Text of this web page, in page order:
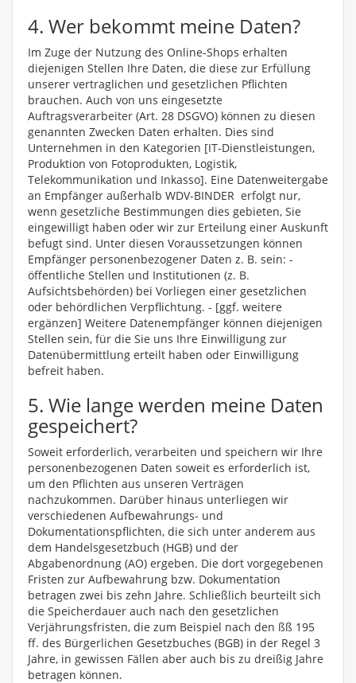
4. Wer bekommt meine Daten?
Im Zuge der Nutzung des Online-Shops erhalten
diejenigen Stellen Ihre Daten, die diese zur Erfüllung
unserer vertraglichen und gesetzlichen Pflichten
brauchen. Auch von uns eingesetzte
Auftragsverarbeiter (Art. 28 DSGVO) können zu diesen
genannten Zwecken Daten erhalten. Dies sind
Unternehmen in den Kategorien [IT-Dienstleistungen,
Produktion von Fotoprodukten, Logistik,
Telekommunikation und Inkasso]. Eine Datenweitergabe
an Empfänger außerhalb WDV-BINDER erfolgt nur,
wenn gesetzliche Bestimmungen dies gebieten, Sie
eingewilligt haben oder wir zur Erteilung einer Auskunft
befugt sind. Unter diesen Voraussetzungen können
Empfänger personenbezogener Daten z. B. sein: -
öffentliche Stellen und Institutionen (z. B.
Aufsichtsbehörden) bei Vorliegen einer gesetzlichen
oder behördlichen Verpflichtung. - [ggf. weitere
ergänzen] Weitere Datenempfänger können diejenigen
Stellen sein, für die Sie uns Ihre Einwilligung zur
Datenübermittlung erteilt haben oder Einwilligung
befreit haben.
5. Wie lange werden meine Daten
gespeichert?
Soweit erforderlich, verarbeiten und speichern wir Ihre
personenbezogenen Daten soweit es erforderlich ist,
um den Pflichten aus unseren Verträgen
nachzukommen. Darüber hinaus unterliegen wir
verschiedenen Aufbewahrungs- und
Dokumentationspflichten, die sich unter anderem aus
dem Handelsgesetzbuch (HGB) und der
Abgabenordnung (AO) ergeben. Die dort vorgegebenen
Fristen zur Aufbewahrung bzw. Dokumentation
betragen zwei bis zehn Jahre. Schließlich beurteilt sich
die Speicherdauer auch nach den gesetzlichen
Verjährungsfristen, die zum Beispiel nach den ßß 195
ff. des Bürgerlichen Gesetzbuches (BGB) in der Regel 3
Jahre, in gewissen Fällen aber auch bis zu dreißig Jahre
betragen können.